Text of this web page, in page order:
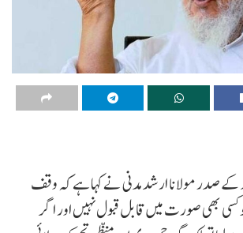
کے صدر مولانا ارشد مدنی نے کہا ہے کہ وقف
کسی بھی صورت میں قابل قبول نہیں اور اگر